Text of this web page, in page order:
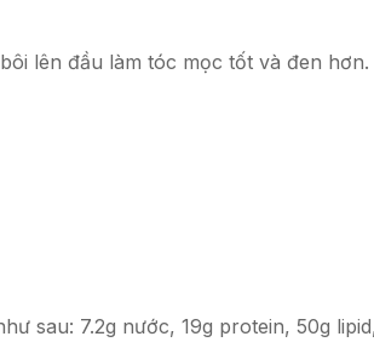
lên đầu làm tóc mọc tốt và đen hơn.
sau: 7.2g nước, 19g protein, 50g